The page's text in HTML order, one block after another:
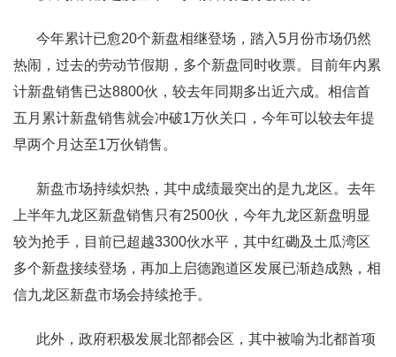
今年累计已愈20个新盘相继登场，踏入5月份市场仍然
热闹，过去的劳动节假期，多个新盘同时收票。目前年内累
计新盘销售已达8800伙，较去年同期多出近六成。相信首
五月累计新盘销售就会冲破1万伙关口，今年可以较去年提
早两个月达至1万伙销售。
新盘市场持续炽热，其中成绩最突出的是九龙区。去年
上半年九龙区新盘销售只有2500伙，今年九龙区新盘明显
较为抢手，目前已超越3300伙水平，其中红磡及土瓜湾区
多个新盘接续登场，再加上启德跑道区发展已渐趋成熟，相
信九龙区新盘市场会持续抢手。
此外，政府积极发展北部都会区，其中被喻为北都首项